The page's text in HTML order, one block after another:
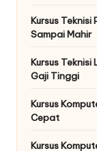
Kursus Teknisi
Sampai Mahir
Kursus
Gaji Tinggi
Kursus
Cepat
Kursus